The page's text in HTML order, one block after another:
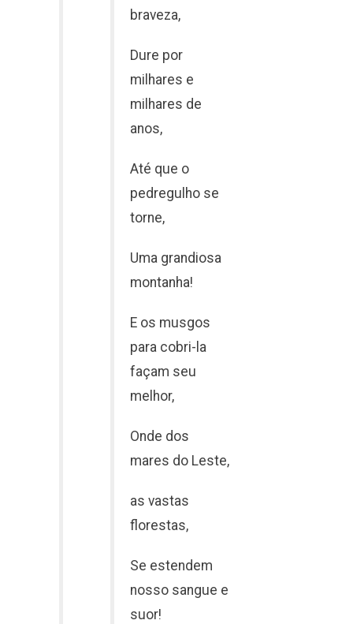
braveza,
Dure por
milhares e
milhares de
anos,
Até que o
pedregulho se
torne,
Uma grandiosa
montanha!
E os musgos
para cobri-la
façam seu
melhor,
Onde dos
mares do Leste,
as vastas
florestas,
Se estendem
nosso sangue e
suor!